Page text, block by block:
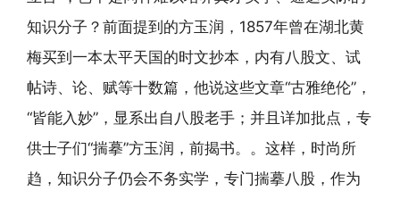
知识分子？前面提到的方玉润，1857年曾在湖北黄
梅买到一本太平天国的时文抄本，内有八股文、试
帖诗、论、赋等十数篇，他说这些文章“古雅绝伦”，
“皆能入妙”，显系出自八股老手；并且详加批点，专
供士子们“揣摹”方玉润，前揭书。。这样，时尚所
趋，知识分子仍会不务实学，专门揣摹八股，作为